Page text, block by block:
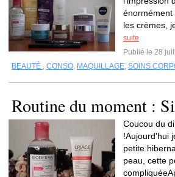
les crèmes,
suite
Publié le 28
BEAUTÉ , CONSO, MAQUILLAGE, SOINS
Routine du moment :
Coucou du
!Aujourd'hui
petite
peau, cette